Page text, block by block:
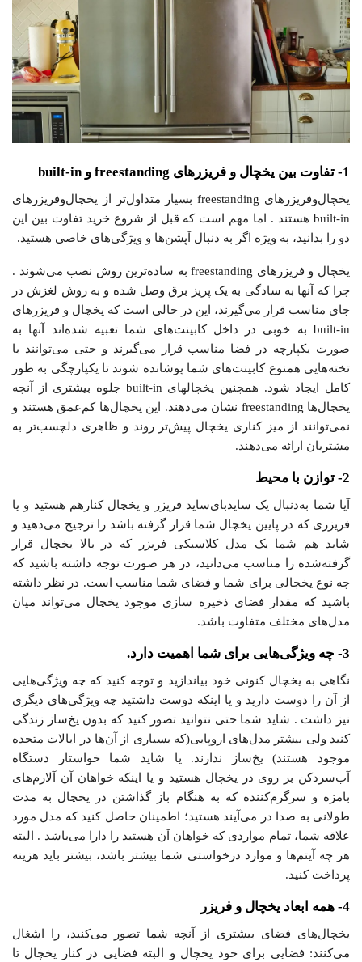
1- تفاوت بین یخچال‌ و فریزرهای freestanding و built-in
یخچال‌و‌فریزرهای freestanding بسیار متداول‌تر از یخچال‌و‌فریزرهای
built-in هستند . اما مهم است که قبل از شروع خرید تفاوت بین این
دو را بدانید، به ویژه اگر به دنبال آپشن‌ها و ویژگی‌های خاصی هستید.
یخچال‌ و‌ فریزرهای freestanding به ساده‌ترین روش نصب می‌شوند .
چرا که آنها به سادگی به یک پریز برق وصل شده و به روش لغزش در
جای مناسب قرار می‌گیرند، این در حالی است که یخچال‌ و‌ فریزرهای
built-in به خوبی در داخل کابینت‌های شما تعبیه شده‌اند آنها به
صورت یکپارچه در فضا مناسب قرار می‌گیرند و حتی می‌توانند با
تخته‌هایی همنوع کابینت‌های شما پوشانده شوند تا یکپارچگی به طور
کامل ایجاد شود. همچنین یخچالهای built-in جلوه بیشتری از آنچه
یخچال‌ها freestanding نشان می‌دهند. این یخچال‌ها کم‌عمق هستند و
نمی‌توانند از میز کناری یخچال پیش‌تر ‌روند و ظاهری دلچسب‌تر به
مشتریان ارائه می‌دهند.
2- توازن با محیط
آیا شما به‌دنبال یک ساید‌بای‌ساید فریزر‌ و‌ یخچال کنار‌هم هستید و یا
فریزری که در پایین یخچال شما قرار گرفته باشد را ترجیح می‌دهید و
شاید هم شما یک مدل کلاسیکی فریزر که در بالا یخچال قرار
گرفته‌شده را مناسب می‌دانید، در هر صورت توجه داشته باشید که
چه نوع یخچالی برای شما و فضای شما مناسب است. در نظر داشته
باشید که مقدار فضای ذخیره سازی موجود یخچال می‌تواند میان
مدل‌های مختلف متفاوت باشد.
3- چه ویژگی‌هایی برای شما اهمیت دارد.
نگاهی به یخچال کنونی خود بیاندازید و توجه کنید که چه ویژگی‌هایی
از آن را دوست دارید و یا اینکه دوست داشتید چه ویژگی‌های دیگری
نیز داشت . شاید شما حتی نتوانید تصور کنید که بدون یخ‌ساز زندگی
کنید ولی بیشتر مدل‌های اروپایی(که بسیاری از آن‌ها در ایالات متحده
موجود هستند) یخ‌ساز ندارند. یا شاید شما خواستار دستگاه
آب‌سرد‌کن بر روی در یخچال هستید و یا اینکه خواهان آن آلارم‌های
بامزه و سرگرم‌کننده که به هنگام باز گذاشتن در یخچال به مدت
طولانی به صدا در می‌آیند هستید؛ اطمینان حاصل کنید که مدل مورد
علاقه شما، تمام مواردی که خواهان آن هستید را دارا می‌باشد . البته
هر چه آیتم‌ها و موارد درخواستی شما بیشتر باشد، بیشتر باید هزینه
پرداخت کنید.
4- همه ابعاد یخچال‌ و‌ فریزر
یخچال‌های فضای بیشتری از آنچه شما تصور می‌کنید، را اشغال
می‌کنند: فضایی برای خود یخچال و البته فضایی در کنار یخچال تا